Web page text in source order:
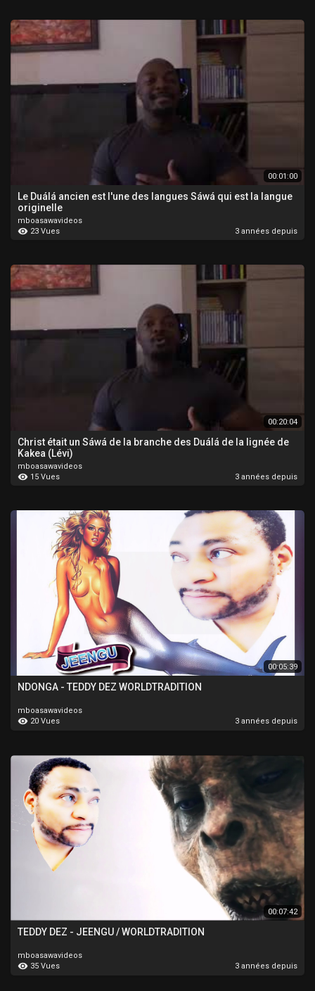
00:01:00
Le Duálá ancien est l'une des langues Sáwá qui est la langue
originelle
mboasawavideos
23 Vues
3 années depuis
00:20:04
Christ était un Sáwá de la branche des Duálá de la lignée de
Kakea (Lévi)
mboasawavideos
15 Vues
3 années depuis
00:05:39
NDONGA - TEDDY DEZ WORLDTRADITION
mboasawavideos
20 Vues
3 années depuis
00:07:42
TEDDY DEZ - JEENGU / WORLDTRADITION
mboasawavideos
35 Vues
3 années depuis